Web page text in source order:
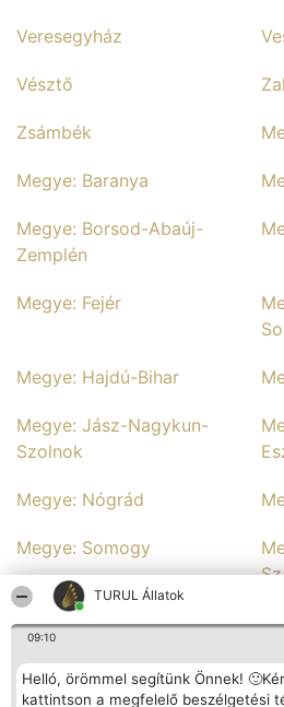
TURUL Állatok
09:10
Helló, örömmel segítünk Önnek!
kattintson a megfelelő beszélgetési
Veresegyház
Vésztő
Zsámbék
Megye: Baranya
Megye: Borsod-Abaúj-
Zemplén
Megye: Fejér
Megye: Hajdú-Bihar
Megye: Jász-Nagykun-
Szolnok
Megye: Nógrád
Megye: Somogy
Megye: Tolna
Megye: Veszprém